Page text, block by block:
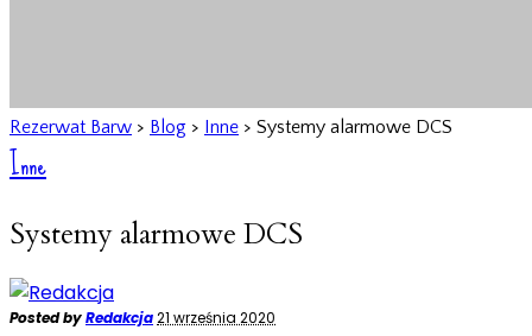
Rezerwat Barw > Blog > Inne > Systemy alarmowe DCS
Inne
Systemy alarmowe DCS
Posted byRedakcja21 września 2020